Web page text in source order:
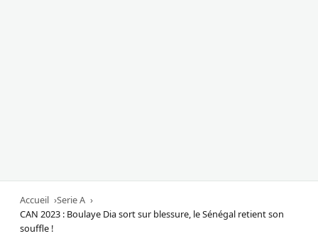
Accueil
Serie A
CAN 2023 : Boulaye Dia sort sur blessure, le Sénégal retient son
souffle !